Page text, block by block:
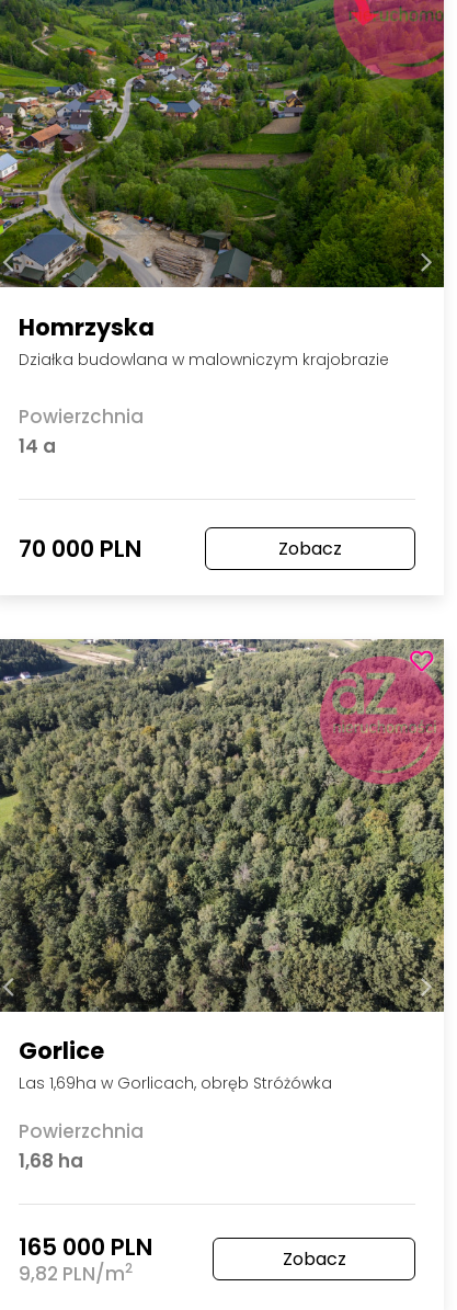
Homrzyska
Działka budowlana w malowniczym krajobrazie
Powierzchnia
14 a
70 000 PLN Zobacz
Gorlice
Las 1,69ha w Gorlicach, obręb Stróżówka
Powierzchnia
1,68 ha
165 000 PLN
9,82 PLN/m2 Zobacz